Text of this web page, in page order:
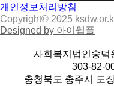
개인정보처리방침
Copyright© 2025
Designed by 아이웹플
사회복지법인숭덕
303-82-
충청북도 충주시 도